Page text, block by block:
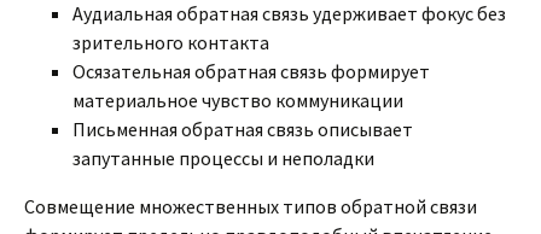
Аудиальная обратная связь удерживает фокус без
зрительного контакта
Осязательная обратная связь формирует
материальное чувство коммуникации
Письменная обратная связь описывает
запутанные процессы и неполадки
Совмещение множественных типов обратной связи